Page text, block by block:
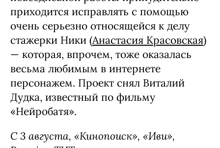
приходится исправлять с помощью
очень серьезно относящейся к делу
стажерки Ники (Анастасия Красовская)
— которая, впрочем, тоже оказалась
весьма любимым в интернете
персонажем. Проект снял Виталий
Дудка, известный по фильму
«Нейробатя».
С 3 августа, «Кинопоиск», «Иви»,